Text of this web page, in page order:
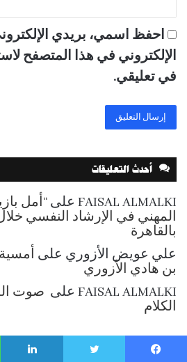
احفظ اسمي، بريدي
الإلكتروني في هذا المتصفح
في تعليقي.
أحدث التعليقات
FAISAL ALMALKI على “أمل
المهني في الإرشاد النفسي
بالقاهرة
علي عويض الأزوري على
بن هادي الأزوري
FAISAL ALMALKI على صوت
الكلام